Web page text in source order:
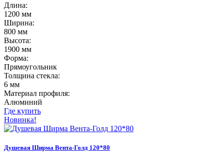
Длина:
1200 мм
Ширина:
800 мм
Высота:
1900 мм
Форма:
Прямоугольник
Толщина стекла:
6 мм
Материал профиля:
Алюминий
Где купить
Новинка!
Душевая Ширма Вента-Голд 120*80